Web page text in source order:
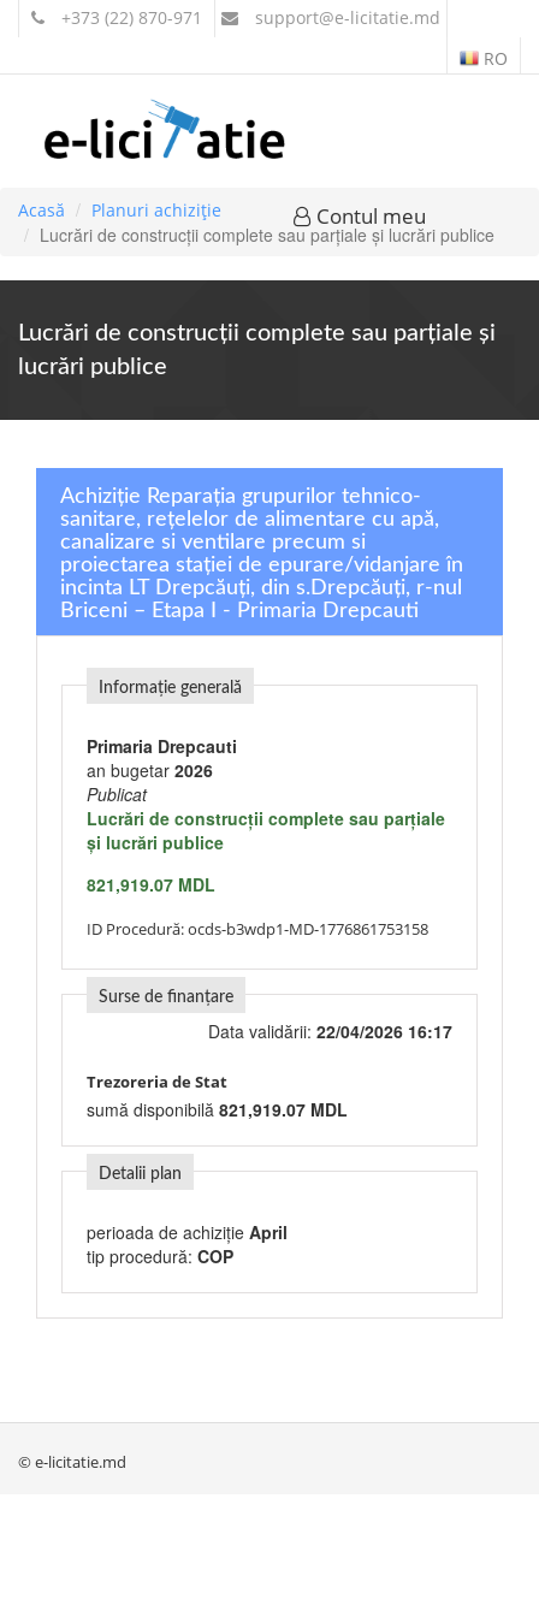
+373 (22) 870-971 support@e-licitatie.md
RO
Contul meu
Acasă Planuri achiziție
Lucrări de construcţii complete sau parţiale şi lucrări publice
Lucrări de construcţii complete sau parţiale şi
lucrări publice
Achiziție Reparația grupurilor tehnico-
sanitare, rețelelor de alimentare cu apă,
canalizare si ventilare precum si
proiectarea stației de epurare/vidanjare în
incinta LT Drepcăuți, din s.Drepcăuți, r-nul
Briceni – Etapa I - Primaria Drepcauti
Informație generală
Primaria Drepcauti
an bugetar 2026
Publicat
Lucrări de construcţii complete sau parţiale
şi lucrări publice
821,919.07 MDL
ID Procedură:ocds-b3wdp1-MD-1776861753158
Surse de finanțare
Data validării: 22/04/2026 16:17
Trezoreria de Stat
sumă disponibilă 821,919.07 MDL
Detalii plan
perioada de achiziție April
tip procedură: COP
© e-licitatie.md